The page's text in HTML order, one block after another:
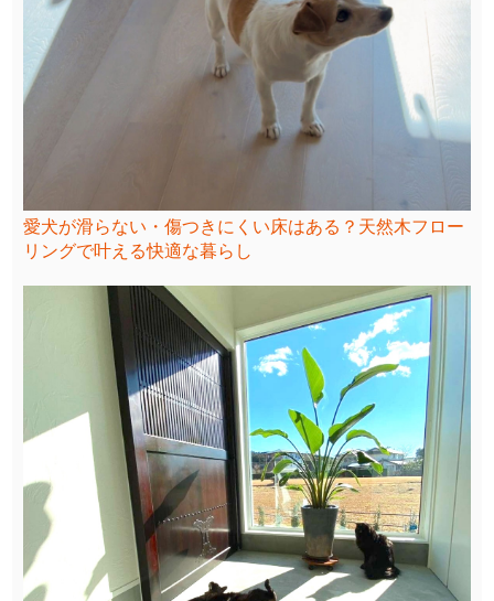
愛犬が滑らない・傷つきにくい床はある？天然木フロー
リングで叶える快適な暮らし